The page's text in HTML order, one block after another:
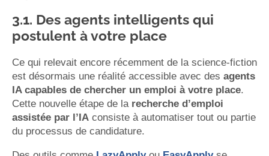
3.1. Des agents intelligents qui
postulent à votre place
Ce qui relevait encore récemment de la science-fiction
est désormais une réalité accessible avec des agents
IA capables de chercher un emploi à votre place.
Cette nouvelle étape de la recherche d’emploi
assistée par l’IA consiste à automatiser tout ou partie
du processus de candidature.